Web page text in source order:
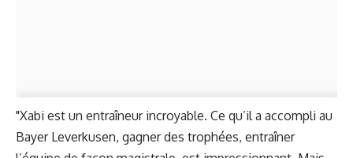
"Xabi est un entraîneur incroyable. Ce qu’il a accompli au
Bayer Leverkusen, gagner des trophées, entraîner